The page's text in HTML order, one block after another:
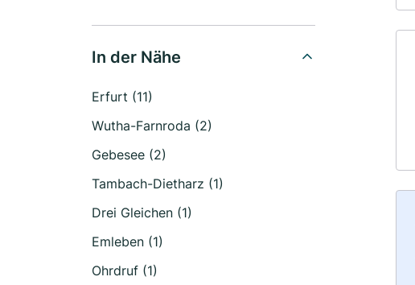
In der Nähe
Erfurt (11)
Wutha-Farnroda (2)
Gebesee (2)
Tambach-Dietharz (1)
Drei Gleichen (1)
Emleben (1)
Ohrdruf (1)